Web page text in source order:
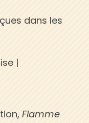
dans les
|
Flamme